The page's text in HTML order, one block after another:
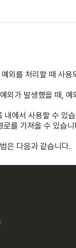
를 처리할 때 사용
가 발생했을 때, 예
에서 사용할 수
를 가져올 수 있습니
은 다음과 같습니다.